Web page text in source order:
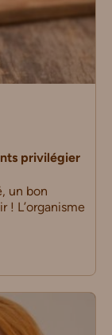
privilégier
un bon
! L’organisme